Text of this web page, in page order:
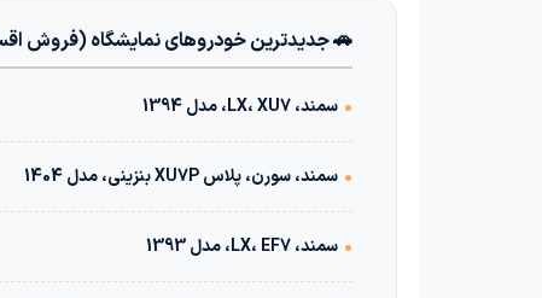
🚗 جدیدترین خودروهای نمایشگاه (فروش
• سمند، LX، XU7، مدل 1394
• سمند، سورن، پلاس XU7P بنزینی، مدل 1404
• سمند، LX، EF7، مدل 1393